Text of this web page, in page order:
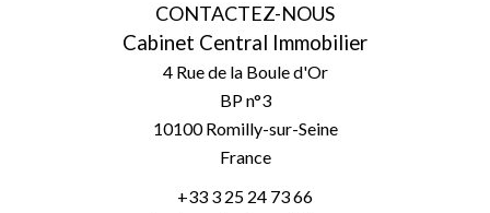
CONTACTEZ-NOUS
Cabinet Central Immobilier
4 Rue de la Boule d'Or
BP n°3
10100Romilly-sur-Seine
France
+33 3 25 24 73 66